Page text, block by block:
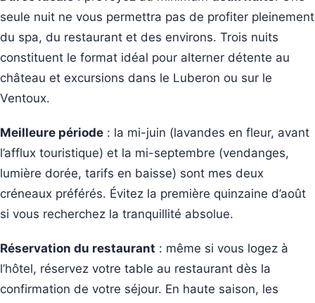
seule nuit ne vous permettra pas de profiter pleinement
du spa, du restaurant et des environs. Trois nuits
constituent le format idéal pour alterner détente au
château et excursions dans le Luberon ou sur le
Ventoux.
Meilleure période : la mi-juin (lavandes en fleur, avant
l’afflux touristique) et la mi-septembre (vendanges,
lumière dorée, tarifs en baisse) sont mes deux
créneaux préférés. Évitez la première quinzaine d’août
si vous recherchez la tranquillité absolue.
Réservation du restaurant : même si vous logez à
l’hôtel, réservez votre table au restaurant dès la
confirmation de votre séjour. En haute saison, les